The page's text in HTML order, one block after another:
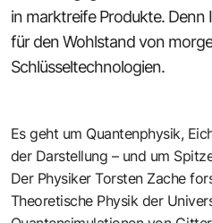
in marktreife Produkte. Denn
für den Wohlstand von
Schlüsseltechnologien.
Es geht um Quantenphysik,
der Darstellung – und um
Der Physiker Torsten Zache
Theoretische Physik der